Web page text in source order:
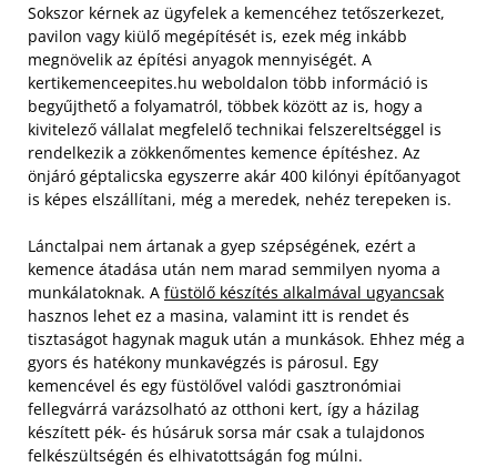
Sokszor kérnek az ügyfelek a kemencéhez tetőszerkezet,
pavilon vagy kiülő megépítését is, ezek még inkább
megnövelik az építési anyagok mennyiségét. A
kertikemenceepites.hu weboldalon több információ is
begyűjthető a folyamatról, többek között az is, hogy a
kivitelező vállalat megfelelő technikai felszereltséggel is
rendelkezik a zökkenőmentes kemence építéshez. Az
önjáró géptalicska egyszerre akár 400 kilónyi építőanyagot
is képes elszállítani, még a meredek, nehéz terepeken is.
Lánctalpai nem ártanak a gyep szépségének, ezért a
kemence átadása után nem marad semmilyen nyoma a
munkálatoknak. A füstölő készítés alkalmával ugyancsak
hasznos lehet ez a masina, valamint itt is rendet és
tisztaságot hagynak maguk után a munkások. Ehhez még a
gyors és hatékony munkavégzés is párosul. Egy
kemencével és egy füstölővel valódi gasztronómiai
fellegvárrá varázsolható az otthoni kert, így a házilag
készített pék- és húsáruk sorsa már csak a tulajdonos
felkészültségén és elhivatottságán fog múlni.